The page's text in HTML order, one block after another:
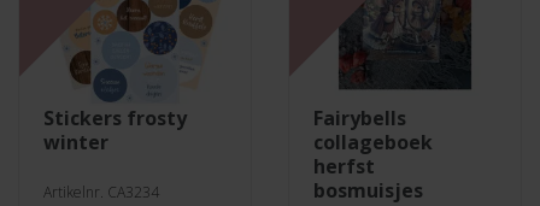
stickers frosty
winter
Artikelnr. CA3234
fairybells
collageboek
herfst
bosmuisjes